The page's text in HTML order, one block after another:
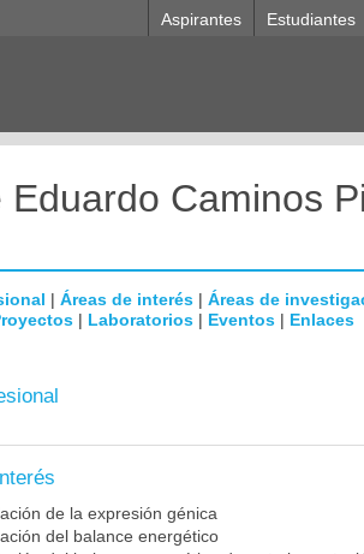
Aspirantes Estudiantes
Eduardo Caminos
| Áreas de interés | Áreas de
| Laboratorios | Eventos | Enlaces
de la expresión génica
del balance energético